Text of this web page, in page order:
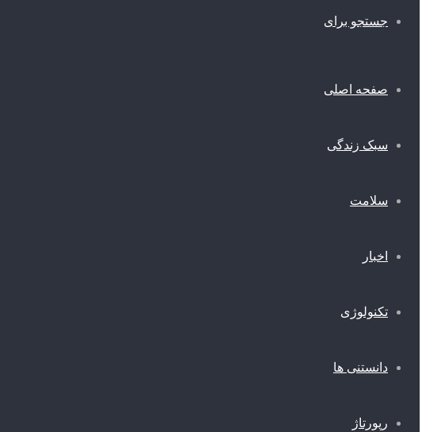
جستجو برای
صفحه اصلی
سبک زندگی
سلامت
اخبار
تکنولوژی
دانستنی ها
رپورتاژ